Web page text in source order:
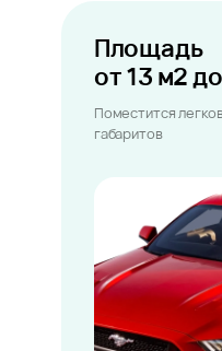
Площадь
от 13 м2
Поместится
габаритов